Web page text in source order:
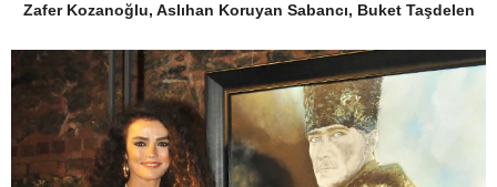
Zafer Kozanoğlu, Aslıhan Koruyan Sabancı, Buket Taşdelen